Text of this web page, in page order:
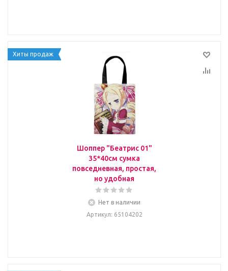
Хиты продаж
Шоппер "Беатрис 01"
35*40см сумка
повседневная, простая,
но удобная
Нет в наличии
Артикул: 65104202